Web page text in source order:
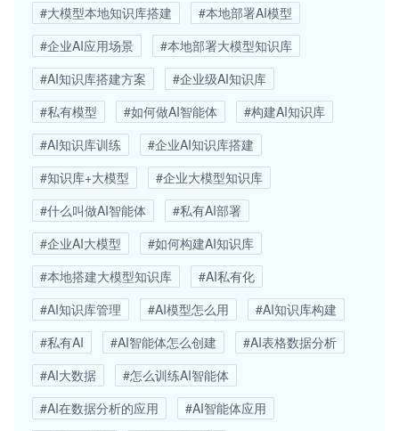
#大模型本地知识库搭建
#本地部署AI模型
#企业AI应用场景
#本地部署大模型知识库
#AI知识库搭建方案
#企业级AI知识库
#私有模型
#如何做AI智能体
#构建AI知识库
#AI知识库训练
#企业AI知识库搭建
#知识库+大模型
#企业大模型知识库
#什么叫做AI智能体
#私有AI部署
#企业AI大模型
#如何构建AI知识库
#本地搭建大模型知识库
#AI私有化
#AI知识库管理
#AI模型怎么用
#AI知识库构建
#私有AI
#AI智能体怎么创建
#AI表格数据分析
#AI大数据
#怎么训练AI智能体
#AI在数据分析的应用
#AI智能体应用